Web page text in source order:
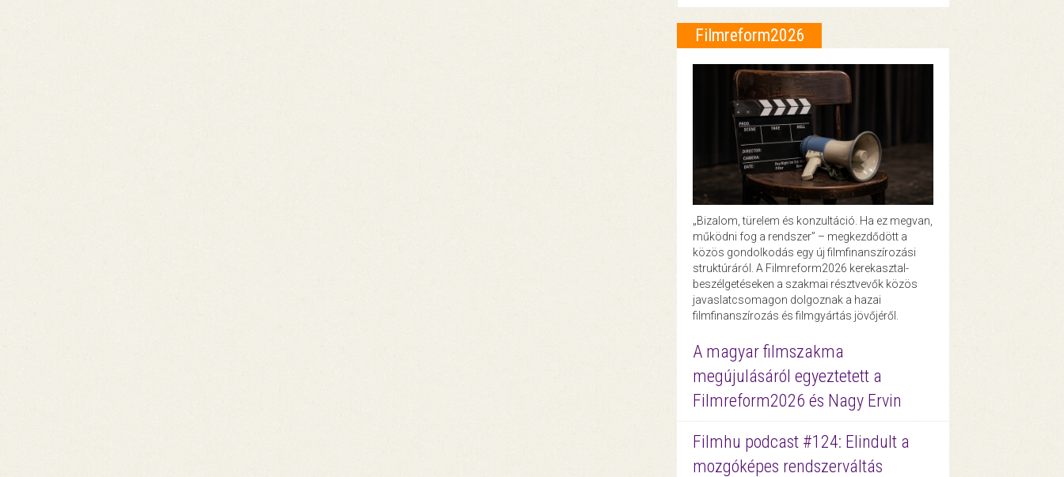
Filmreform2026
„Bizalom, türelem és konzultáció. Ha ez megvan,
működni fog a rendszer” – megkezdődött a
közös gondolkodás egy új filmfinanszírozási
struktúráról. A Filmreform2026 kerekasztal-
beszélgetéseken a szakmai résztvevők közös
javaslatcsomagon dolgoznak a hazai
filmfinanszírozás és filmgyártás jövőjéről.
A magyar filmszakma
megújulásáról egyeztetett a
Filmreform2026 és Nagy Ervin
Filmhu podcast #124: Elindult a
mozgóképes rendszerváltás